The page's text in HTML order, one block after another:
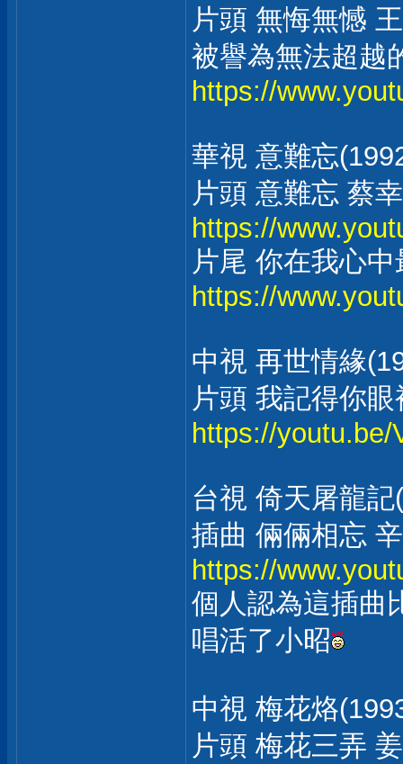
片頭 無悔無憾
被譽為無法超越
https://
華視 意難忘
片頭 意難忘 蔡
https://
片尾 你在我心
https://
中視 再世情緣
片頭 我記得你
https://youtu.be/
台視 倚天屠龍記
插曲 倆倆相忘
https://
個人認為這插曲
唱活了小昭
中視 梅花烙
片頭 梅花三弄